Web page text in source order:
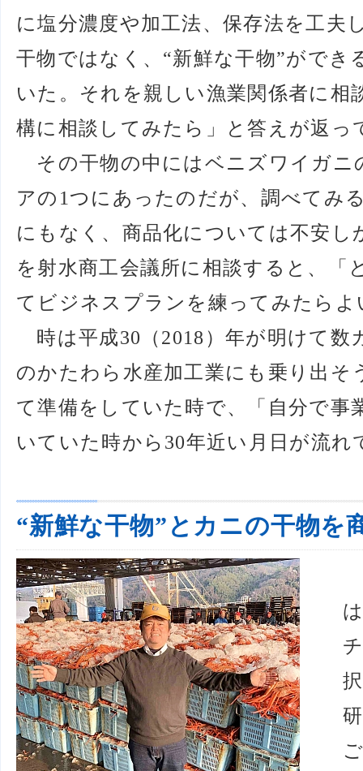
に塩分濃度や加工法、保存法を工夫
干物ではなく、“新鮮な干物”ができ
いた。それを親しい漁業関係者に相
構に相談してみたら」と答えが返っ
その干物の中にはベニズワイガニ
アの1つにあったのだが、調べてみ
にもなく、商品化については不安
を射水商工会議所に相談すると、「
てビジネスプランを練ってみたら
時は平成30（2018）年が明けて数
のかたわら水産加工業にも乗り出そ
て準備をしていた時で、「自分で事
いていた時から30年近い月日が流れ
“新鮮な干物”とカニの干物を